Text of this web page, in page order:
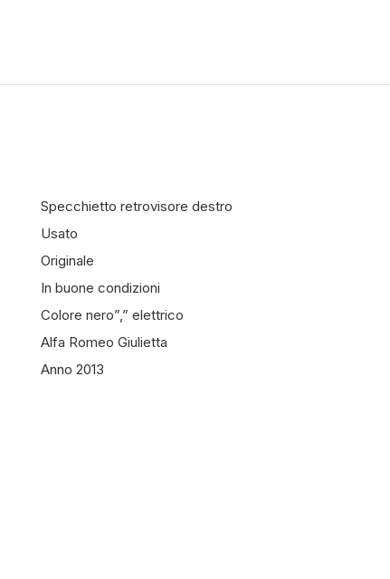
Specchietto retrovisore destro
Usato
Originale
In buone condizioni
Colore nero”,” elettrico
Alfa Romeo Giulietta
Anno 2013